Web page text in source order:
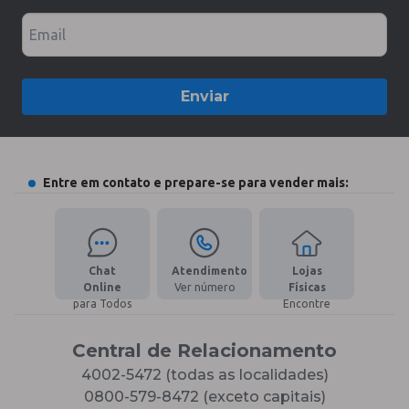
Email
Enviar
Entre em contato e prepare-se para vender mais:
Chat
Online
para Todos
Atendimento
Ver número
Lojas
Físicas
Encontre
Central de Relacionamento
4002-5472 (todas as localidades)
0800-579-8472 (exceto capitais)